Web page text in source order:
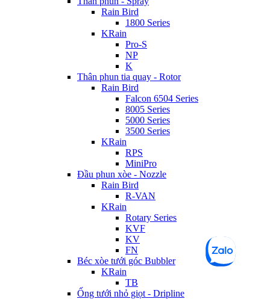
Rain Bird
1800 Series
KRain
Pro-S
NP
K
Thân phun tia quay - Rotor
Rain Bird
Falcon 6504 Series
8005 Series
5000 Series
3500 Series
KRain
RPS
MiniPro
Đầu phun xòe - Nozzle
Rain Bird
R-VAN
KRain
Rotary Series
KVF
KV
FN
Béc xòe tưới góc Bubbler
KRain
TB
Ống tưới nhỏ giọt - Dripline